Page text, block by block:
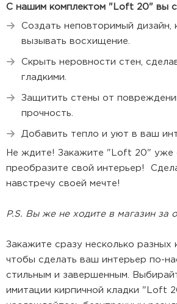
С нашим комплектом "Loft 20" вы
Создать неповторимый дизайн,
вызывать восхищение.
Скрыть неровности стен,
гладкими.
Защитить стены от
прочность.
Добавить тепло и уют в ваш
Не ждите! Закажите "Loft 20" уже
преобразите свой интерьер!
навстречу своей мечте!
P.S. Вы же не ходите в магазин за
Закажите сразу несколько разных
чтобы сделать ваш интерьер по-
стильным и завершенным.
имитации кирпичной кладки "Loft